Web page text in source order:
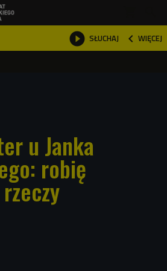
 SŁUCHAJ  WIĘCEJ

u Janka
robię